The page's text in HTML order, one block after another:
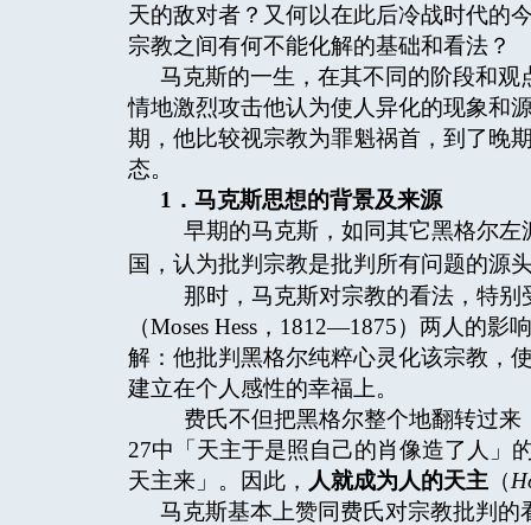
天的敌对者？又何以在此后冷战时代的
宗教之间有何不能化解的基础和看法？
马克斯的一生，在其不同的阶段和
情地激烈攻击他认为使人异化的现象和
期，他比较视宗教为罪魁祸首，到了晚
态。
1 ．马克斯思想的背景及来源
早期的马克斯，如同其它黑格尔左
国，认为批判宗教是批判所有问题的源
那时，马克斯对宗教的看法，特别
（Moses Hess，1812—1875）两人的
解：他批判黑格尔纯粹心灵化该宗教，
建立在个人感性的幸福上。
费氏不但把黑格尔整个地翻转过来
27中「天主于是照自己的肖像造了人」
天主来」。因此， 人就成为人的天主 （
马克斯基本上赞同费氏对宗教批判的